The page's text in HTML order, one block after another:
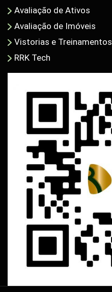
Avaliação de Ativos
Avaliação de Imóveis
Vistorias e Treinamentos
RRK Tech